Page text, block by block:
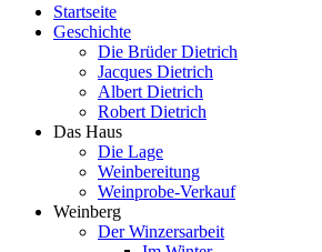
Startseite
Geschichte
Die Brüder Dietrich
Jacques Dietrich
Albert Dietrich
Robert Dietrich
Das Haus
Die Lage
Weinbereitung
Weinprobe-Verkauf
Weinberg
Der Winzersarbeit